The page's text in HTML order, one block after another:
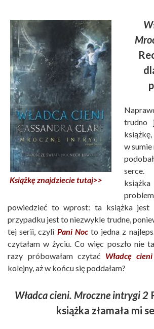
Książkę znajdziecie tutaj>>
trudno
w sumie
powiedzieć to wprost: ta książka jest
przypadku jest to niezwykle trudne,
tej serii, czyli Pani Nocto jedna z
czytałam w życiu. Co więc poszło nie
razy próbowałam czytać Władcę cieni
kolejny, aż w końcu się poddałam?
Władca cieni. Mroczne intrygi 2
książka złamała mi